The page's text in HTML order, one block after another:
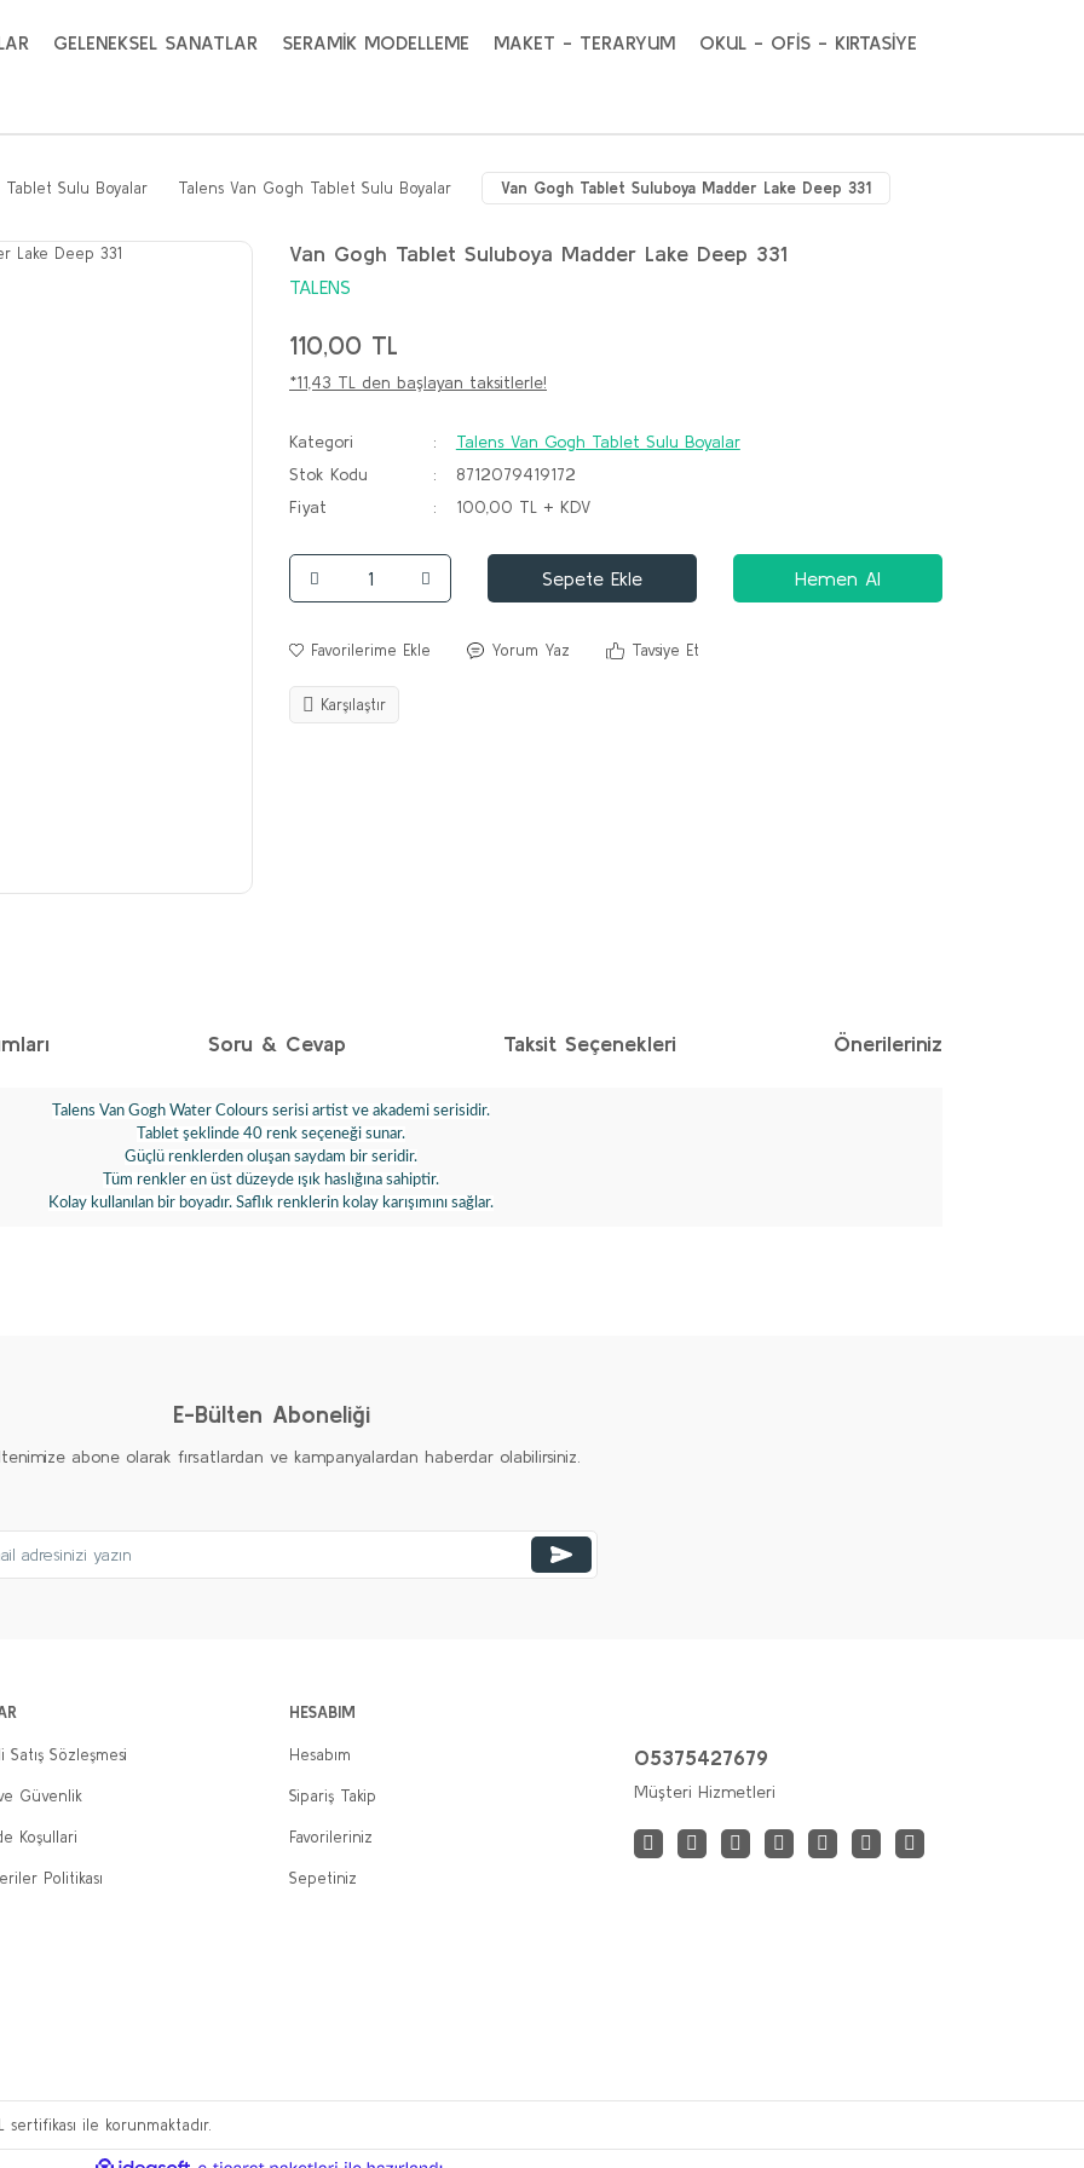
GELENEKSEL SANATLAR SERAMİK MODELLEME MAKET - TERARYUM OKUL - OFİS - KIRTASİYE
Tablet Sulu Boyalar Talens Van Gogh Tablet Sulu Boyalar Van Gogh Tablet Suluboya Madder Lake Deep 331
Van Gogh Tablet Suluboya Madder Lake Deep 331
TALENS
110,00 TL
*11,43 TL den başlayan taksitlerle!
Kategori
Talens Van Gogh Tablet Sulu Boyalar
Stok Kodu
8712079419172
Fiyat
100,00 TL + KDV
Sepete Ekle Hemen Al
Yorum Yaz Tavsiye Et
Karşılaştır
Soru & Cevap Taksit Seçenekleri Önerileriniz
Talens Van Gogh Water Colours serisi artist ve akademi serisidir.
Tablet şeklinde 40 renk seçeneği sunar.
Güçlü renklerden oluşan saydam bir seridir.
Tüm renkler en üst düzeyde ışık haslığına sahiptir.
Kolay kullanılan bir boyadır. Saflık renklerin kolay karışımını sağlar.
E-Bülten Aboneliği
abone olarak fırsatlardan ve kampanyalardan haberdar olabilirsiniz.
Satış Sözleşmesi
Güvenlik
Koşullari
Politikası
HESABIM
Hesabım
Sipariş Takip
Favorileriniz
Sepetiniz
05375427679
Müşteri Hizmetleri
sertifikası ile korunmaktadır.